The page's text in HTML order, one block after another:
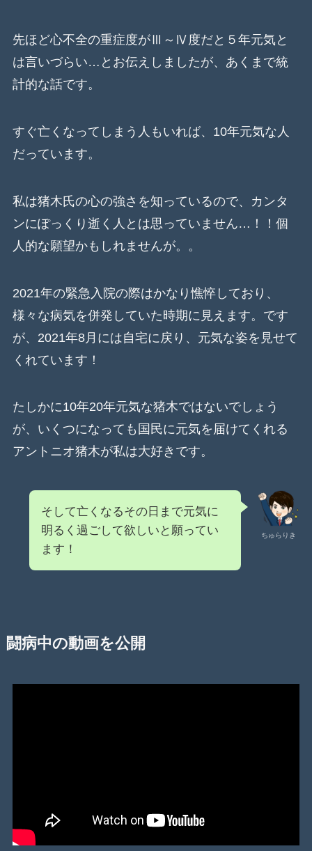
先ほど心不全の重症度がⅢ～Ⅳ度だと５年元気と
は言いづらい…とお伝えしましたが、あくまで統
計的な話です。
すぐ亡くなってしまう人もいれば、10年元気な人
だっています。
私は猪木氏の心の強さを知っているので、カンタ
ンにぽっくり逝く人とは思っていません…！！個
人的な願望かもしれませんが。。
2021年の緊急入院の際はかなり憔悴しており、
様々な病気を併発していた時期に見えます。です
が、2021年8月には自宅に戻り、元気な姿を見せて
くれています！
たしかに10年20年元気な猪木ではないでしょう
が、いくつになっても国民に元気を届けてくれる
アントニオ猪木が私は大好きです。
ちゅらりき
そして亡くなるその日まで元気に
明るく過ごして欲しいと願ってい
ます！
闘病中の動画を公開